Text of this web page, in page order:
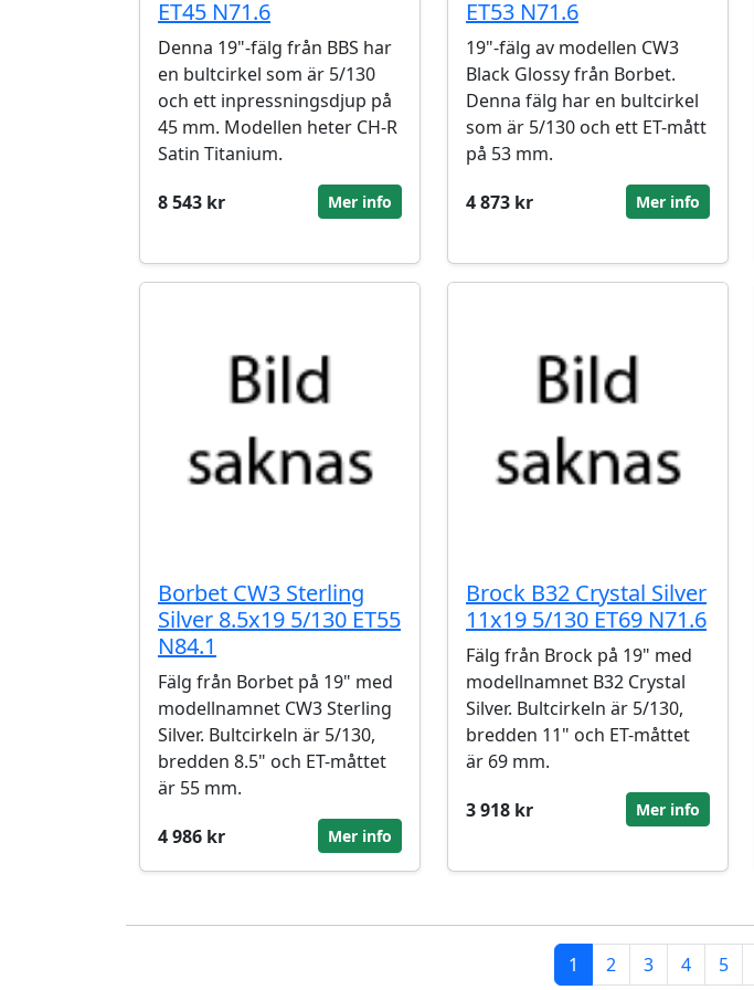
ET45 N71.6
Denna 19"-fälg från BBS har
en bultcirkel som är 5/130
och ett inpressningsdjup på
45 mm. Modellen heter CH-R
Satin Titanium.
8 543 kr
Mer info
ET53 N71.6
19"-fälg av modellen CW3
Black Glossy från Borbet.
Denna fälg har en bultcirkel
som är 5/130 och ett ET-mått
på 53 mm.
4 873 kr
Mer info
Borbet CW3 Sterling
Silver 8.5x19 5/130 ET55
N84.1
Fälg från Borbet på 19" med
modellnamnet CW3 Sterling
Silver. Bultcirkeln är 5/130,
bredden 8.5" och ET-måttet
är 55 mm.
4 986 kr
Mer info
Brock B32 Crystal Silver
11x19 5/130 ET69 N71.6
Fälg från Brock på 19" med
modellnamnet B32 Crystal
Silver. Bultcirkeln är 5/130,
bredden 11" och ET-måttet
är 69 mm.
3 918 kr
Mer info
1 2 3 4 5